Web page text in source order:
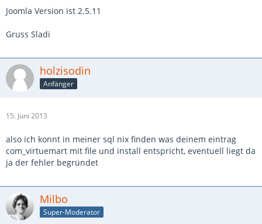
Joomla Version ist 2.5.11
Gruss Sladi
holzisodin
Anfänger
15. Juni 2013
also ich konnt in meiner sql nix finden was deinem eintrag
com_virtuemart mit file und install entspricht, eventuell liegt da
ja der fehler begründet
Milbo
Super-Moderator